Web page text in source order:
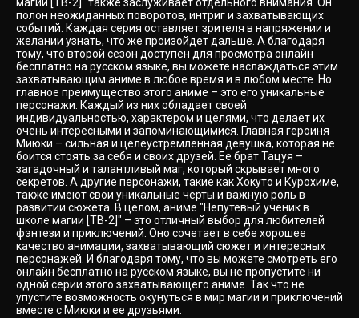
магии [ТВ-2]" также заслуживает отдельного внимания. Он
полон неожиданных поворотов, интриг и захватывающих
событий. Каждая серия оставляет зрителя в напряжении и
желании узнать, что же произойдет дальше. А благодаря
тому, что второй сезон доступен для просмотра онлайн
бесплатно на русском языке, вы можете наслаждаться этим
захватывающим аниме в любое время и в любом месте. Но
главное преимущество этого аниме – это его уникальные
персонажи. Каждый из них обладает своей
индивидуальностью, характером и целями, что делает их
очень интересными и запоминающимися. Главная героиня
Миюки – сильная и целеустремленная девушка, которая не
боится стоять за себя и своих друзей. Ее брат Тацуя –
загадочный и талантливый маг, который скрывает много
секретов. А другие персонажи, такие как Хокуто и Курохиме,
также имеют свои уникальные черты и важную роль в
развитии сюжета. В целом, аниме "Непутевый ученик в
школе магии [ТВ-2]" – это отличный выбор для любителей
фэнтези и приключений. Оно сочетает в себе хорошее
качество анимации, захватывающий сюжет и интересных
персонажей. И благодаря тому, что вы можете смотреть его
онлайн бесплатно на русском языке, вы не пропустите ни
одной серии этого захватывающего аниме. Так что не
упустите возможность окунуться в мир магии и приключений
вместе с Миюки и ее друзьями.